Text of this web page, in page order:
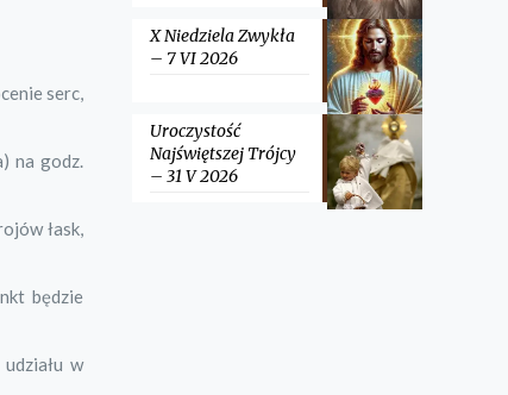
serc,
na godz.
łask,
będzie
w
X Niedziela Zwykła
– 7 VI 2026
Uroczystość
Najświętszej Trójcy
– 31 V 2026